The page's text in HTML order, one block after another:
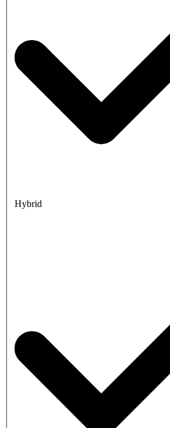
Hybrid